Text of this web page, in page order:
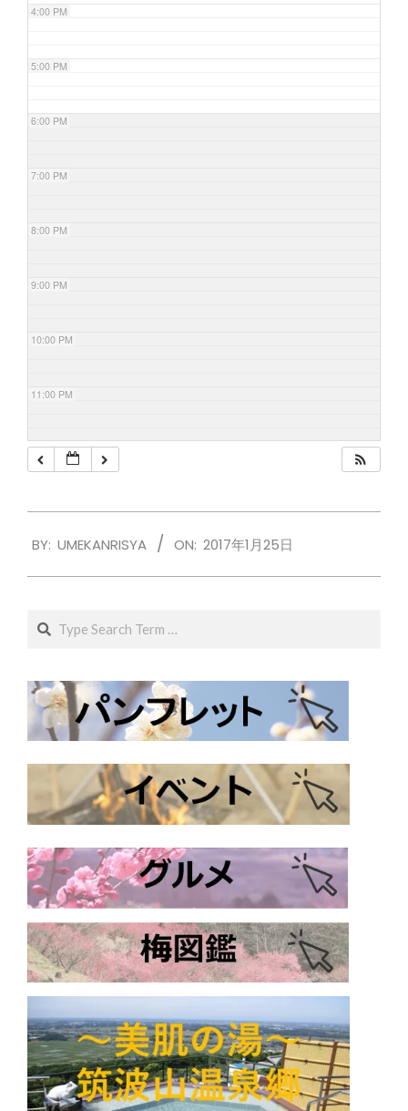
4:00 PM
5:00 PM
6:00 PM
7:00 PM
8:00 PM
9:00 PM
10:00 PM
11:00 PM
01-
BY: UMEKANRISYA ON: 2017年1月25日
Search